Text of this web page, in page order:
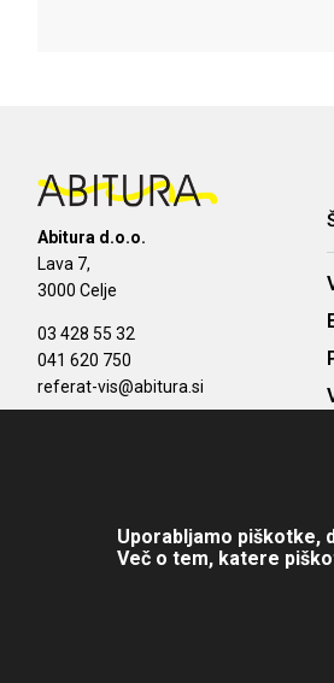
Abitura d.o.o.
Lava 7,
3000 Celje
03 428 55 32
041 620 750
referat-vis@abitura.si
Uporabljamo piškotke,
Več o tem, katere